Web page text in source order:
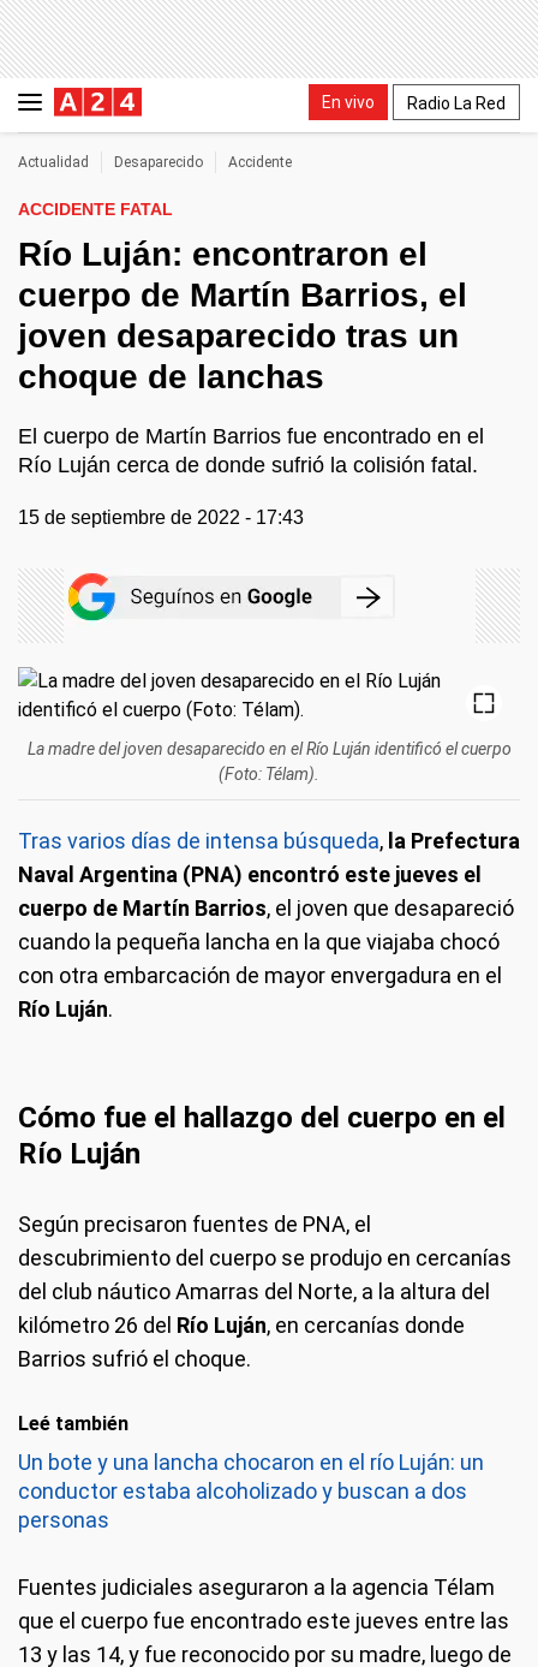
En vivo Radio La Red
Actualidad Desaparecido Accidente
ACCIDENTE FATAL
Río Luján: encontraron el
cuerpo de Martín Barrios, el
joven desaparecido tras un
choque de lanchas
El cuerpo de Martín Barrios fue encontrado en el
Río Luján cerca de donde sufrió la colisión fatal.
15 de septiembre de 2022 - 17:43
La madre del joven desaparecido en el Río Luján identificó el cuerpo
(Foto: Télam).
Tras varios días de intensa búsqueda, la Prefectura
Naval Argentina (PNA) encontró este jueves el
cuerpo de Martín Barrios, el joven que desapareció
cuando la pequeña lancha en la que viajaba chocó
con otra embarcación de mayor envergadura en el
Río Luján.
Cómo fue el hallazgo del cuerpo en el
Río Luján
Según precisaron fuentes de PNA, el
descubrimiento del cuerpo se produjo en cercanías
del club náutico Amarras del Norte, a la altura del
kilómetro 26 del Río Luján, en cercanías donde
Barrios sufrió el choque.
Leé también
Un bote y una lancha chocaron en el río Luján: un
conductor estaba alcoholizado y buscan a dos
personas
Fuentes judiciales aseguraron a la agencia Télam
que el cuerpo fue encontrado este jueves entre las
13 y las 14, y fue reconocido por su madre, luego de